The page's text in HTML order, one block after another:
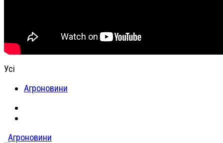
Усі
Агроновини
Агроновини